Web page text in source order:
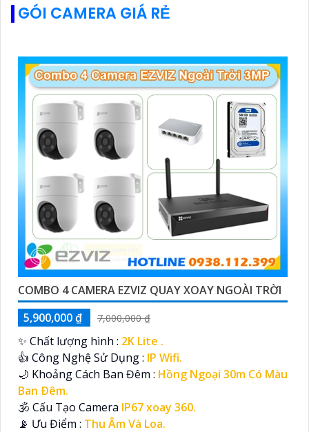
GÓI CAMERA GIÁ RẺ
COMBO 4 CAMERA EZVIZ QUAY XOAY NGOÀI TRỜI
5,900,000 ₫
7,000,000 ₫
✨ Chất lượng hình : 2K Lite .
👍 Công Nghệ Sử Dụng : IP Wifi.
🌙 Khoảng Cách Ban Đêm : Hồng Ngoại 30m Có Màu
Ban Ðêm.
🕉️ Cấu Tạo Camera IP67 xoay 360.
️📡 Ưu Điểm : Thu Âm Và Loa.